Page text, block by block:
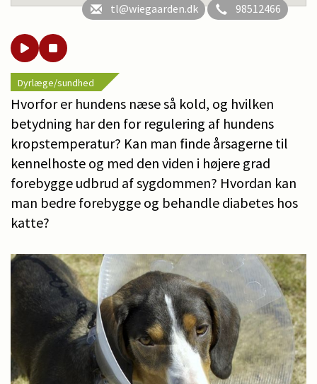
tl@wiegaarden.dk
98512466
Dyrlæge/sundhed
Hvorfor er hundens næse så kold, og hvilken
betydning har den for regulering af hundens
kropstemperatur? Kan man finde årsagerne til
kennelhoste og med den viden i højere grad
forebygge udbrud af sygdommen? Hvordan kan
man bedre forebygge og behandle diabetes hos
katte?